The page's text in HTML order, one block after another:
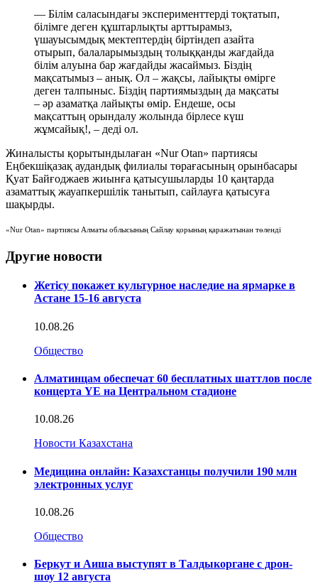
— Білім саласындағы эксперименттерді тоқтатып,
білімге деген құштарлықты арттырамыз,
үшауысымдық мектептердің біртіндеп азайта
отырып, балаларымыздың толыққанды жағдайда
білім алуына бар жағдайды жасаймыз. Біздің
мақсатымыз – анық. Ол – жақсы, лайықты өмірге
деген талпыныс. Біздің партиямыздың да мақсаты
– әр азаматқа лайықты өмір. Ендеше, осы
мақсаттың орындалу жолында бірлесе күш
жұмсайық!, – деді ол.
Жиналысты қорытындылаған «Nur Otan» партиясы
Еңбекшіқазақ аудандық филиалы төрағасының орынбасары
Қуат Байғоджаев жиынға қатысушыларды 10 қаңтарда
азаматтық жауапкершілік танытып, сайлауға қатысуға
шақырды.
«Nur Otan» партиясы Алматы облысының Сайлау қорының қаражатынан төленді
Другие новости
Жетісу покажет культурное наследие на ярмарке в
Астане 15-16 августа
10.08.26
Общество
Алматинцам обеспечат 60 бесплатных шаттлов после
концерта YE на Центральном стадионе
10.08.26
Новости Казахстана
Медицина онлайн: Казахстанцы получили 190 млн
электронных услуг
10.08.26
Общество
Беркут и Аиша выступят в Талдыкоргане с дрон-
шоу 12 августа